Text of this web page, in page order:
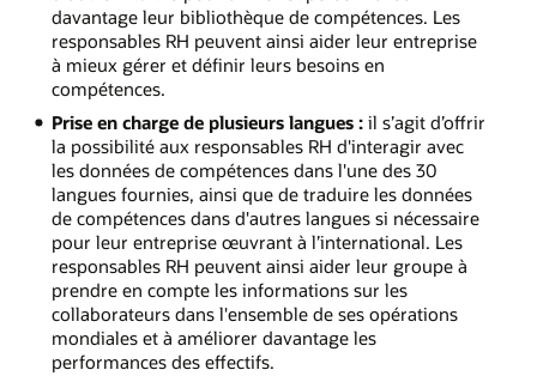
davantage leur bibliothèque de compétences. Les
responsables RH peuvent ainsi aider leur entreprise
à mieux gérer et définir leurs besoins en
compétences.
Prise en charge de plusieurs langues :il s’agit d’offrir
la possibilité aux responsables RH d'interagir avec
les données de compétences dans l'une des 30
langues fournies, ainsi que de traduire les données
de compétences dans d'autres langues si nécessaire
pour leur entreprise œuvrant à l’international. Les
responsables RH peuvent ainsi aider leur groupe à
prendre en compte les informations sur les
collaborateurs dans l'ensemble de ses opérations
mondiales et à améliorer davantage les
performances des effectifs.